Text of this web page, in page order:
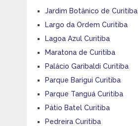
Jardim Botânico de Curitiba
Largo da Ordem Curitiba
Lagoa Azul Curitiba
Maratona de Curitiba
Palácio Garibaldi Curitiba
Parque Barigui Curitiba
Parque Tanguá Curitiba
Pátio Batel Curitiba
Pedreira Curitiba